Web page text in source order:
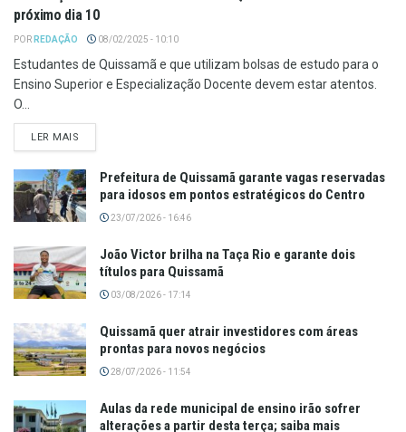
próximo dia 10
POR REDAÇÃO 08/02/2025 - 10:10
Estudantes de Quissamã e que utilizam bolsas de estudo para o
Ensino Superior e Especialização Docente devem estar atentos.
O...
LER MAIS
Prefeitura de Quissamã garante vagas reservadas
para idosos em pontos estratégicos do Centro
23/07/2026 - 16:46
João Victor brilha na Taça Rio e garante dois
títulos para Quissamã
03/08/2026 - 17:14
Quissamã quer atrair investidores com áreas
prontas para novos negócios
28/07/2026 - 11:54
Aulas da rede municipal de ensino irão sofrer
alterações a partir desta terça; saiba mais